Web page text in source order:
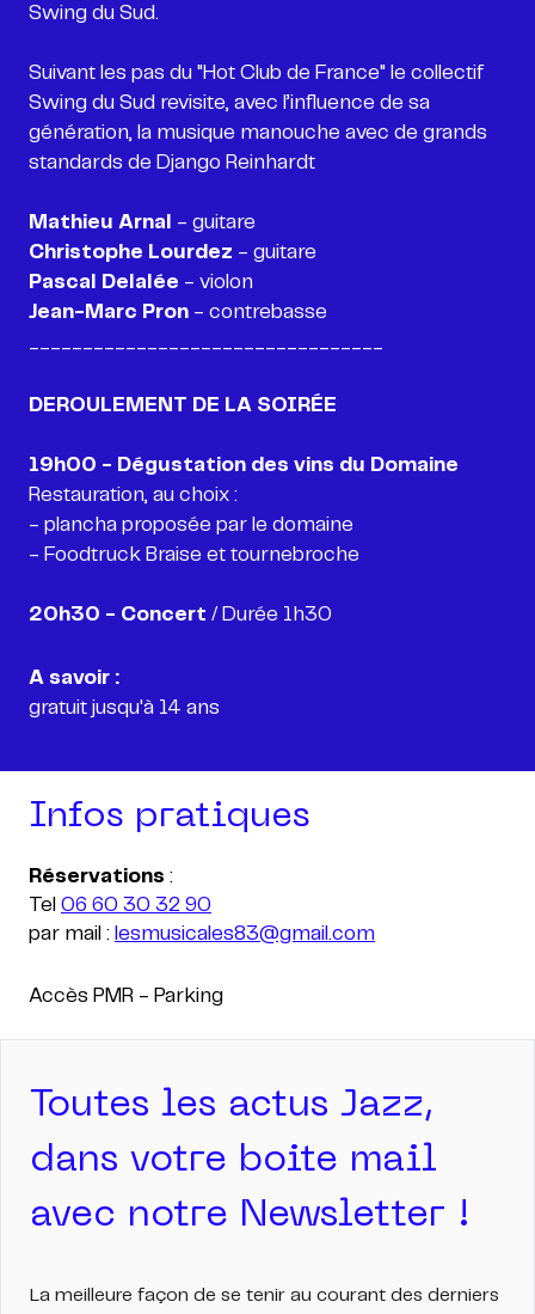
Swing du Sud.
Suivant les pas du "Hot Club de France" le collectif
Swing du Sud revisite, avec l’influence de sa
génération, la musique manouche avec de grands
standards de Django Reinhardt
Mathieu Arnal
Christophe Lourdez -
Pascal Delalée
Jean-Marc Pron - contrebasse
Restauration, au choix :
- plancha proposée par le domaine
20h30 - Concert / Durée 1h30
A savoir :
gratuit jusqu'à 14 ans
Infos pratiques
Réservations :
Tel 06 60 30 32 90
par mail : lesmusicales83@gmail.com
Toutes les actus Jazz,
dans votre boite mail
avec notre Newsletter !
La meilleure façon de se tenir au courant des derniers